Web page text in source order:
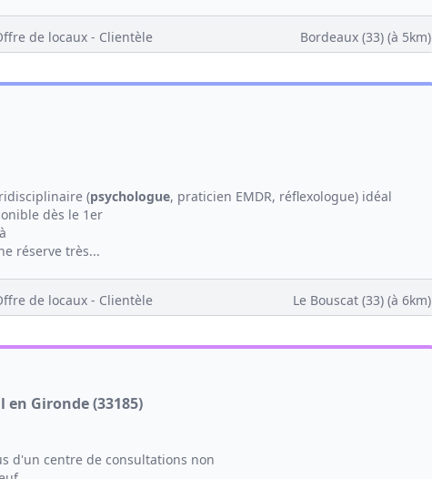
de locaux - Clientèle Bordeaux (33)(à 5km)
(psychologue, praticien EMDR, réflexologue) idéal
dès le 1er
réserve très...
de locaux - Clientèle Le Bouscat (33)(à 6km)
Gironde (33185)
d'un centre de consultations non